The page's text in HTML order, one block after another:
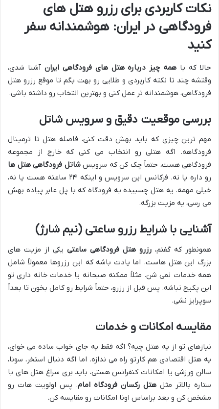
نکات کاربردی برای رزرو هتل های
فرودگاهی در ایران: هوشمندانه سفر
کنید
حالا که با همه چیز درباره هتل های فرودگاهی ایران آشنا شدی،
وقتشه چند تا نکته کاربردی و طلایی رو بهت بگم تا موقع رزرو هتل
فرودگاهی، هوشمندانه تر عمل کنی و بهترین انتخاب رو داشته باشی.
بررسی موقعیت دقیق و سرویس شاتل
مهم ترین چیزی که باید بهش دقت کنی، فاصله هتل تا ترمینال
فرودگاهه. اگه هتلی رو انتخاب می کنی که خارج از مجموعه
فرودگاهی هست، حتماً چک کن که سرویسشاتل فرودگاهی هتل ها
رو داره یا نه. فرکانس این سرویس و اینکه ۲۴ ساعته هست یا نه،
خیلی مهمه. یه هتل چسبیده به فرودگاه که با پل عابر پیاده بهش
می رسی، یه مزیت بزرگه.
آشنایی با شرایط رزرو ساعتی (نیم شارژ)
همونطور که گفتم، رزرو هتل فرودگاهی ساعتی یکی از مزیت های
بزرگ این هتل هاست. اما یادت باشه که این رزروها معمولاً شامل
همه خدمات نمی شن. مثلاً ممکنه صبحانه یا خدمات خانه داری تو
این پکیج نباشه. پس قبل از رزرو، حتماً شرایط رو کامل بخون تا بعداً
سوپرایز نشی.
مقایسه امکانات و خدمات
نیازهای تو از یه هتل چیه؟ اگه فقط یه جای خواب ساده می خوای،
یه هتل اقتصادی هم کارتو راه می ندازه. اما اگه دنبال استخر، سونا،
سالن ورزشی یا امکانات کنفرانس هستی، باید بری سراغ هتل های با
ستاره بالاتر مثل هتل رکسان فرودگاه امام. پس اولویت هات رو
مشخص کن و بعد براساس اونا امکانات رو مقایسه کن.